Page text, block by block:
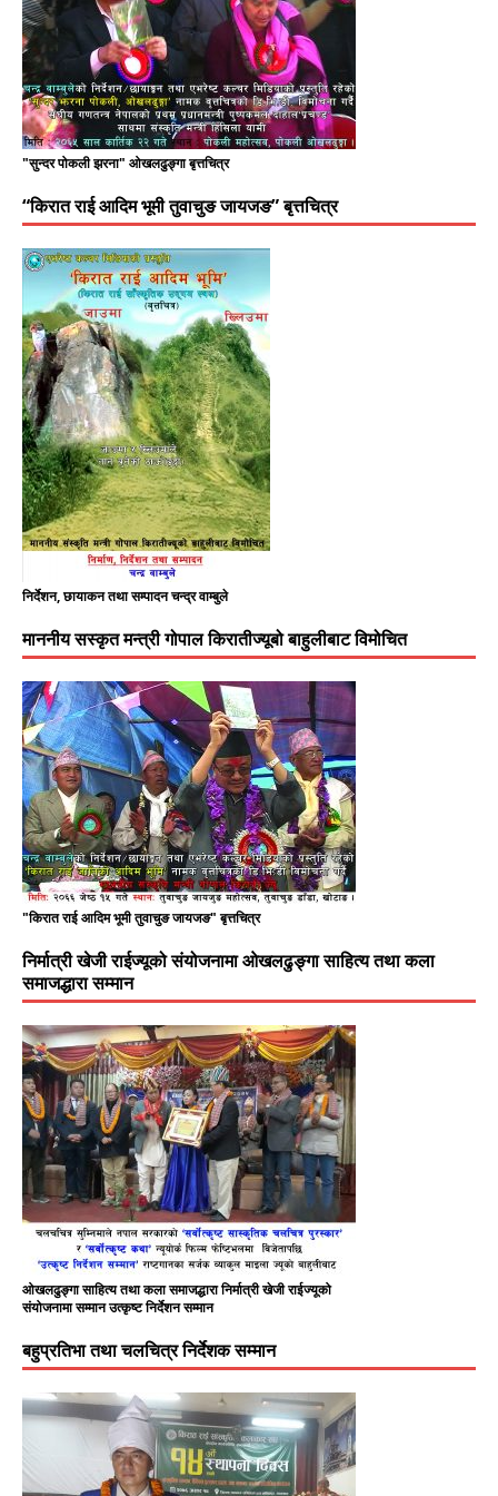
"सुन्दर पोकली झरना" ओखलढुङ्गा बृत्तचित्र
“किरात राई आदिम भूमी तुवाचुङ जायजङ” बृत्तचित्र
निर्देशन, छायाकन तथा सम्पादन चन्द्र वाम्बुले
माननीय सस्कृत मन्त्री गोपाल किरातीज्यूबो बाहुलीबाट विमोचित
"किरात राई आदिम भूमी तुवाचुङ जायजङ" बृत्तचित्र
निर्मात्री खेजी राईज्यूको संयोजनामा ओखलढुङ्गा साहित्य तथा कला
समाजद्धारा सम्मान
ओखलढुङ्गा साहित्य तथा कला समाजद्धारा निर्मात्री खेजी राईज्यूको
संयोजनामा सम्मान उत्कृष्ट निर्देशन सम्मान
बहुप्रतिभा तथा चलचित्र निर्देशक सम्मान